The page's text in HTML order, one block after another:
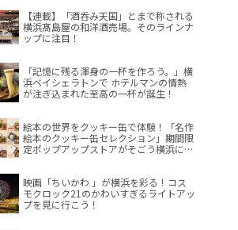
【連載】「酒呑み天国」とまで称される
横浜髙島屋の和洋酒売場。そのラインナ
ップに注目！
「記憶に残る渾身の一杯を作ろう。」横
浜ベイシェラトンで ホテルマンの情熱
が注ぎ込まれた至高の一杯が誕生！
絵本の世界をクッキー缶で体験！「名作
絵本のクッキー缶セレクション」期間限
定ポップアップストアがそごう横浜に登
映画「ちいかわ 」が横浜を彩る！コス
モクロック21のかわいすぎるライトアッ
プを見に行こう！